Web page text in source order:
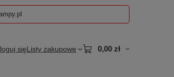
sięListy zakupowe 0,00 zł